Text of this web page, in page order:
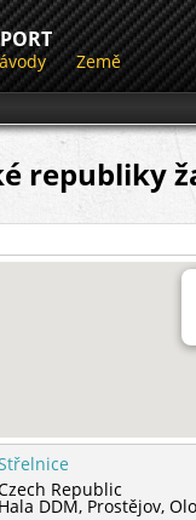
Země
republiky
Republic
Hala DDM, Prostějov,